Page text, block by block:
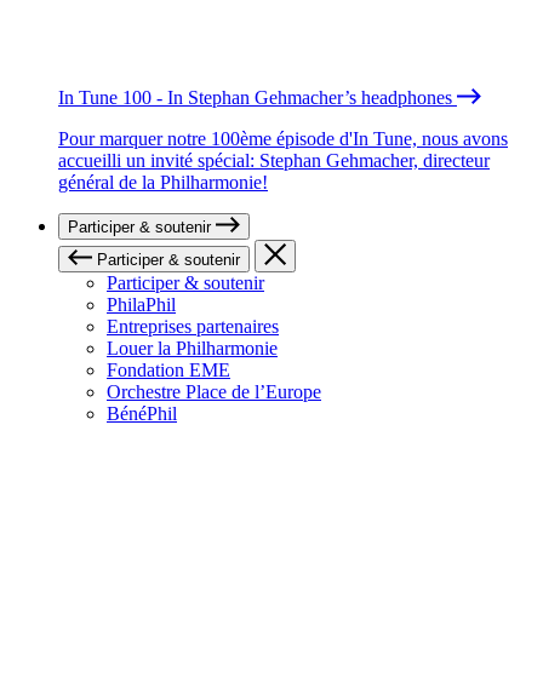
In Tune 100 - In Stephan Gehmacher’s headphones
Pour marquer notre 100ème épisode d'In Tune, nous avons
accueilli un invité spécial: Stephan Gehmacher, directeur
général de la Philharmonie!
Participer & soutenir
Participer & soutenir
Participer & soutenir
PhilaPhil
Entreprises partenaires
Louer la Philharmonie
Fondation EME
Orchestre Place de l’Europe
BénéPhil